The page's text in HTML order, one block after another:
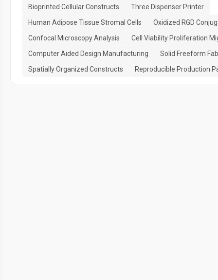
Bioprinted Cellular Constructs
Three Dispenser Printer
Human Adipose Tissue Stromal Cells
Oxidized RGD
Confocal Microscopy Analysis
Cell Viability Proliferation
Computer Aided Design Manufacturing
Solid Freeform
Spatially Organized Constructs
Reproducible Production